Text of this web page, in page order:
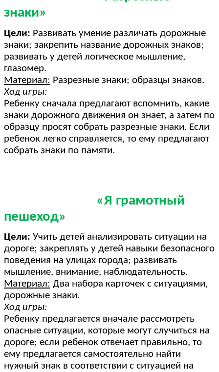
знаки»
Цели: Развивать умение различать дорожные
знаки; закрепить название дорожных знаков;
развивать у детей логическое мышление,
глазомер.
Материал: Разрезные знаки; образцы знаков.
Ход игры:
Ребенку сначала предлагают вспомнить, какие
знаки дорожного движения он знает, а затем по
образцу просят собрать разрезные знаки. Если
ребенок легко справляется, то ему предлагают
собрать знаки по памяти.
«Я грамотный
пешеход»
Цели: Учить детей анализировать ситуации на
дороге; закреплять у детей навыки безопасного
поведения на улицах города; развивать
мышление, внимание, наблюдательность.
Материал: Два набора карточек с ситуациями,
дорожные знаки.
Ход игры:
Ребенку предлагается вначале рассмотреть
опасные ситуации, которые могут случиться на
дороге; если ребенок отвечает правильно, то
ему предлагается самостоятельно найти
нужный знак в соответствии с ситуацией на